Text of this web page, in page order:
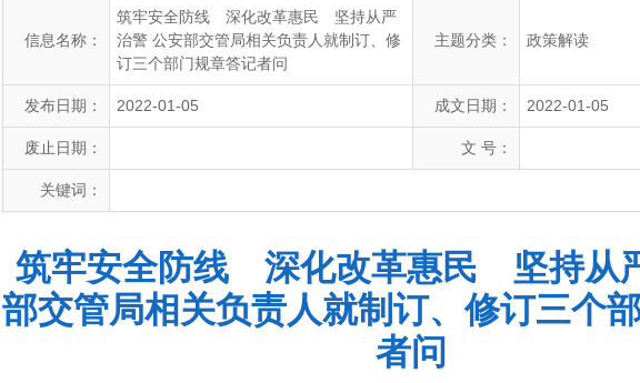
信息名称：
筑牢安全防线 深化改革惠民 坚持从严
治警 公安部交管局相关负责人就制订、修
订三个部门规章答记者问
主题分类： 政策解读
发布日期： 2022-01-05 成文日期： 2022-01-05
废止日期： 文 号：
关键词：
筑牢安全防线 深化改革惠民 坚持从
部交管局相关负责人就制订、修订三个
者问